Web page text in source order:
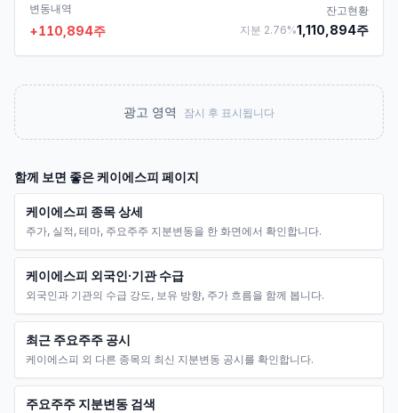
변동내역
+110,894주
잔고현황
지분 2.76%1,110,894주
광고 영역 잠시 후 표시됩니다
함께 보면 좋은케이에스피 페이지
케이에스피 종목 상세
주가, 실적, 테마, 주요주주 지분변동을 한 화면에서 확인합니다.
케이에스피 외국인·기관 수급
외국인과 기관의 수급 강도, 보유 방향, 주가 흐름을 함께 봅니다.
최근 주요주주 공시
케이에스피 외 다른 종목의 최신 지분변동 공시를 확인합니다.
주요주주 지분변동 검색